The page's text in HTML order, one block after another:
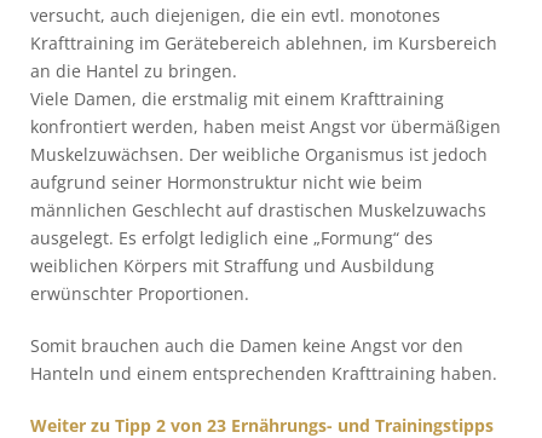
versucht, auch diejenigen, die ein evtl. monotones
Krafttraining im Gerätebereich ablehnen, im Kursbereich
an die Hantel zu bringen.
Viele Damen, die erstmalig mit einem Krafttraining
konfrontiert werden, haben meist Angst vor übermäßigen
Muskelzuwächsen. Der weibliche Organismus ist jedoch
aufgrund seiner Hormonstruktur nicht wie beim
männlichen Geschlecht auf drastischen Muskelzuwachs
ausgelegt. Es erfolgt lediglich eine „Formung“ des
weiblichen Körpers mit Straffung und Ausbildung
erwünschter Proportionen.
Somit brauchen auch die Damen keine Angst vor den
Hanteln und einem entsprechenden Krafttraining haben.
Weiter zu Tipp 2 von 23 Ernährungs- und Trainingstipps